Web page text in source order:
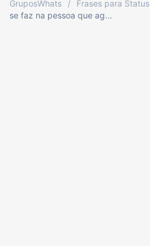
GruposWhats / Frases para
se faz na pessoa que ag...